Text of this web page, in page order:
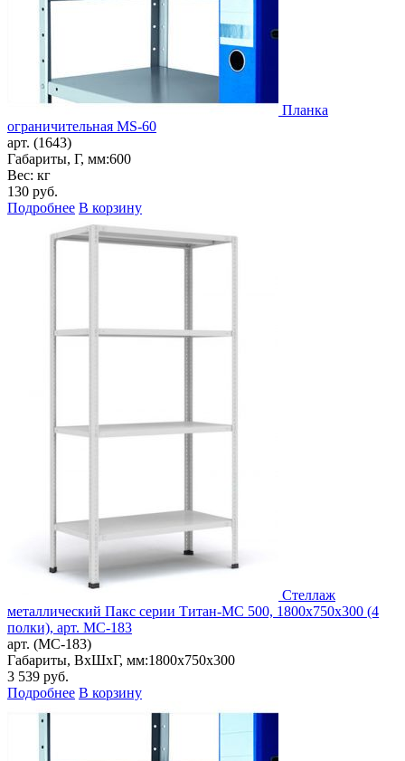
Планка
ограничительная MS-60
арт. (1643)
Габариты, Г, мм:600
Вес: кг
130 руб.
Подробнее В корзину
Стеллаж
металлический Пакс серии Титан-МС 500, 1800x750x300 (4
полки), арт. МС-183
арт. (МС-183)
Габариты, ВxШxГ, мм:1800x750x300
3 539 руб.
Подробнее В корзину